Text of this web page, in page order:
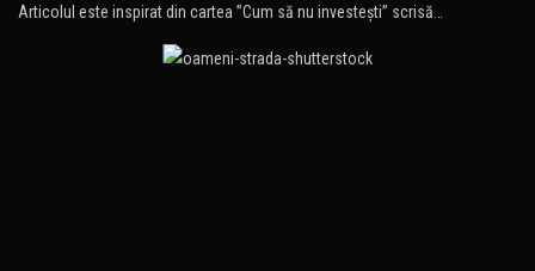
Articolul este inspirat din cartea ”Cum să nu investeşti” scrisă…